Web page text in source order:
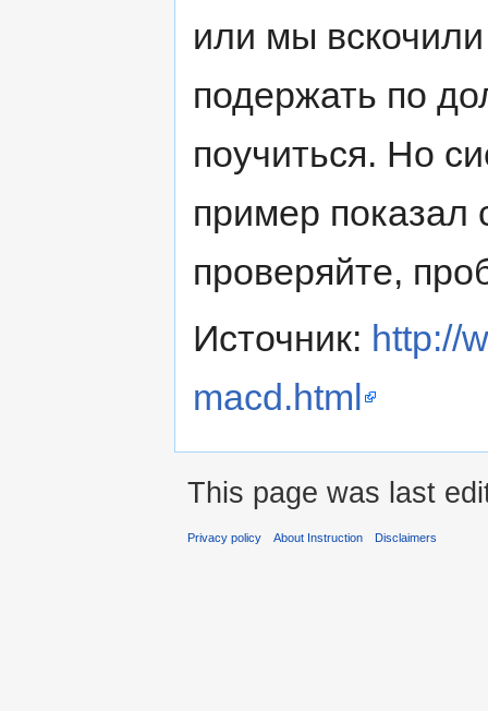
или мы
подержать по
поучиться. Но
пример показал
проверяйте,
Источник: http://
macd.html
This page was last
Privacy policy About Instruction Disclaimers